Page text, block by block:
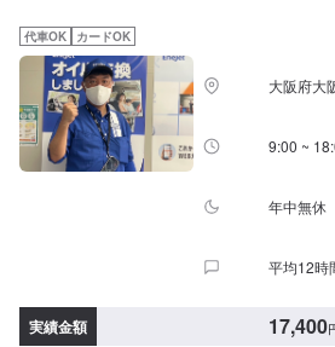
円（LL）95,200円（XL）◎Wダイヤモンドキー
テナンスで3年間耐久ダイヤモンドキーパーと同
強固になり、計3層の被膜で車の綺麗を保ちま
（S）91,900円（M）97,800円（L）108,000
コダイヤキーパー（3〜8時間）ノーメンテナン
たECOプラスレジンを防ぐ独特な防汚能力を持
落ちやすくなります。75,800円（SS）83,800
ーメンテナンスで3年耐久新車向けのコーティ
126,200円（S）137,500円（M）153,200円（L
パー6,280円〜（車種サイズによる）・ホイール
10,700円（〜15インチ）12,100円（16〜19イ
代車OK カードOK
大阪府大
9:00 ~
年中無休
平均12時
実績金額 17,400